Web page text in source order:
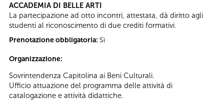
ACCADEMIA DI BELLE ARTI
La partecipazione ad otto incontri, attestata, dà diritto agli
studenti al riconoscimento di due crediti formativi.
Prenotazione obbligatoria: Sì
Organizzazione:
Sovrintendenza Capitolina ai Beni Culturali.
Ufficio attuazione del programma delle attività di
catalogazione e attività didattiche.